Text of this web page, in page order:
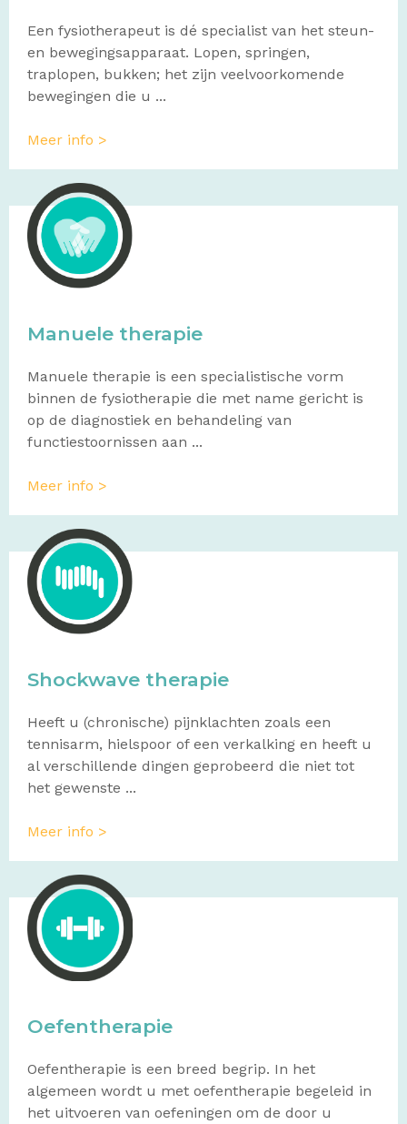
Een fysiotherapeut is dé specialist van het steun-
en bewegingsapparaat. Lopen, springen,
traplopen, bukken; het zijn veelvoorkomende
bewegingen die u ...
Meer info >
Manuele therapie
Manuele therapie is een specialistische vorm
binnen de fysiotherapie die met name gericht is
op de diagnostiek en behandeling van
functiestoornissen aan ...
Meer info >
Shockwave therapie
Heeft u (chronische) pijnklachten zoals een
tennisarm, hielspoor of een verkalking en heeft u
al verschillende dingen geprobeerd die niet tot
het gewenste ...
Meer info >
Oefentherapie
Oefentherapie is een breed begrip. In het
algemeen wordt u met oefentherapie begeleid in
het uitvoeren van oefeningen om de door u